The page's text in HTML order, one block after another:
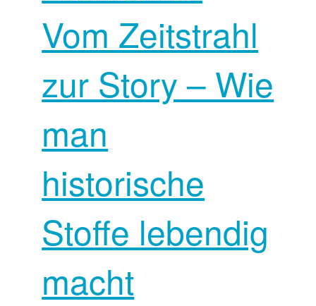
Vom Zeitstrahl
zur Story – Wie
man
historische
Stoffe lebendig
macht